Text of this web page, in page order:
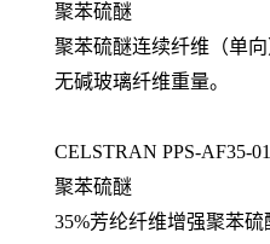
聚苯硫醚
聚苯硫醚连续纤维（单
无碱玻璃纤维重量。
CELSTRAN PPS-AF35-01
聚苯硫醚
35%芳纶纤维增强聚苯硫